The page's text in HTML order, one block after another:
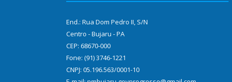
End.: Rua Dom Pedro II, S/N
Centro - Bujaru - PA
CEP: 68670-000
Fone: (91) 3746-1221
CNPJ: 05.196.563/0001-10